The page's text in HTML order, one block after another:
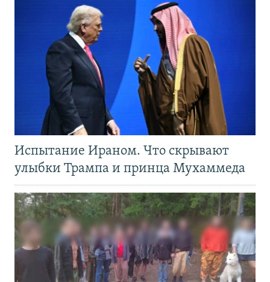
Испытание Ираном. Что скрывают
улыбки Трампа и принца Мухаммеда